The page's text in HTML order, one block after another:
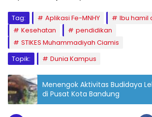
Tag: Aplikasi Fe-MNHY
Ibu hamil
Kesehatan
pendidikan
STIKES Muhammadiyah Ciamis
Topik:
Dunia Kampus
Menengok Aktivitas Budidaya
di Pusat Kota Bandung